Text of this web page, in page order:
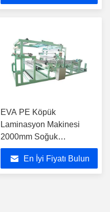
EVA PE Köpük
Laminasyon Makinesi
2000mm Soğuk
Yapıştırma Köpük
Laminasyon Makineleri
En İyi Fiyatı Bulun